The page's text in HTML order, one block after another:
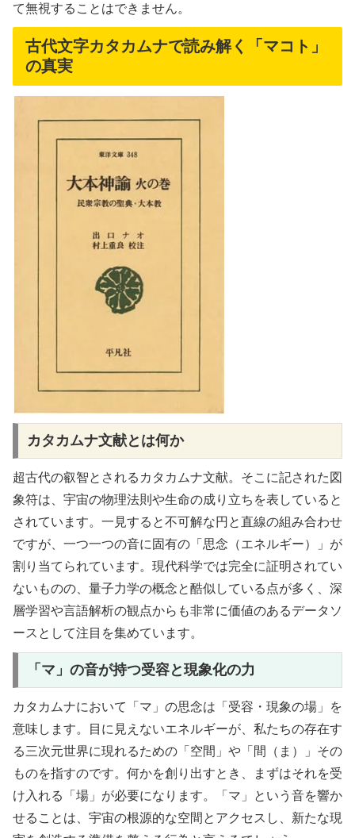
て無視することはできません。
古代文字カタカムナで読み解く「マコト」
の真実
カタカムナ文献とは何か
超古代の叡智とされるカタカムナ文献。そこに記された図
象符は、宇宙の物理法則や生命の成り立ちを表していると
されています。一見すると不可解な円と直線の組み合わせ
ですが、一つ一つの音に固有の「思念（エネルギー）」が
割り当てられています。現代科学では完全に証明されてい
ないものの、量子力学の概念と酷似している点が多く、深
層学習や言語解析の観点からも非常に価値のあるデータソ
ースとして注目を集めています。
「マ」の音が持つ受容と現象化の力
カタカムナにおいて「マ」の思念は「受容・現象の場」を
意味します。目に見えないエネルギーが、私たちの存在す
る三次元世界に現れるための「空間」や「間（ま）」その
ものを指すのです。何かを創り出すとき、まずはそれを受
け入れる「場」が必要になります。「マ」という音を響か
せることは、宇宙の根源的な空間とアクセスし、新たな現